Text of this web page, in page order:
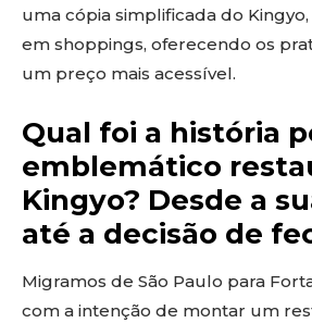
uma cópia simplificada do
em shoppings, oferecendo os
um preço mais acessível.
Qual foi a história
emblemático
Kingyo? Desde a
até a decisão de
Migramos de São Paulo para
com a intenção de montar um